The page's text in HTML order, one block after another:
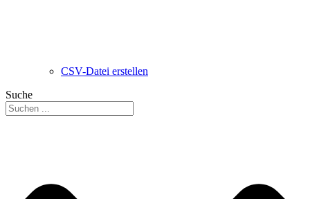
CSV-Datei erstellen
Suche